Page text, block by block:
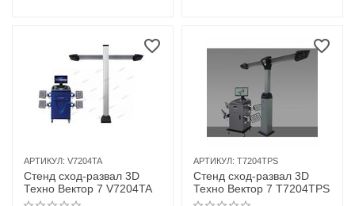
АРТИКУЛ: V7204TA
Стенд сход-развал 3D
Техно Вектор 7 V7204TA
АРТИКУЛ: T7204TPS
Стенд сход-развал 3D
Техно Вектор 7 T7204TPS